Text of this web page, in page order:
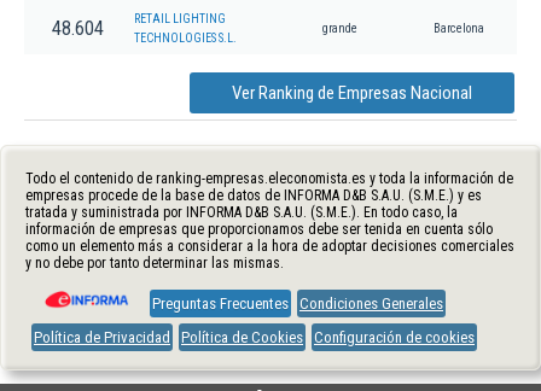
48.604
RETAIL LIGHTING
TECHNOLOGIES S.L.
grande Barcelona
Ver Ranking de Empresas Nacional
Todo el contenido de ranking-empresas.eleconomista.es y toda la información de
empresas procede de la base de datos de INFORMA D&B S.A.U. (S.M.E.) y es
tratada y suministrada por INFORMA D&B S.A.U. (S.M.E.). En todo caso, la
información de empresas que proporcionamos debe ser tenida en cuenta sólo
como un elemento más a considerar a la hora de adoptar decisiones comerciales
y no debe por tanto determinar las mismas.
Preguntas Frecuentes Condiciones Generales
Política de Privacidad
Política de Cookies Configuración de cookies